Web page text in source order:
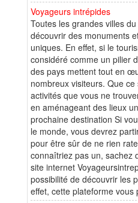
Voyageurs intrépides
Toutes les grandes villes
découvrir des monuments
uniques. En effet, si le
considéré comme un pilier
des pays mettent tout en
nombreux visiteurs. Que
activités que vous ne
en aménageant des lieux
prochaine destination Si
le monde, vous devrez
pour être sûr de ne rien
connaîtriez pas un, sachez
site internet
possibilité de découvrir les
effet, cette plateforme vous